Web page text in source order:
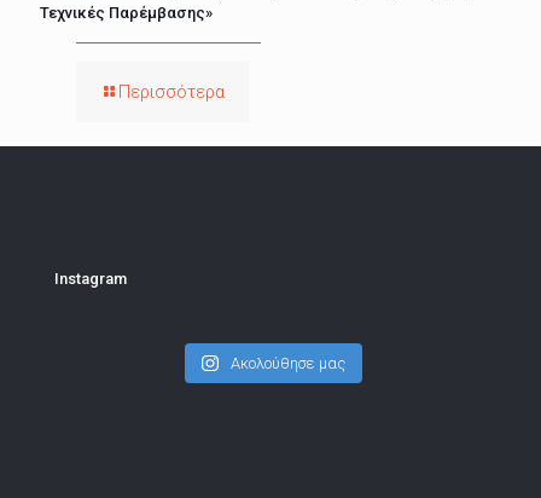
Τεχνικές Παρέμβασης»
Περισσότερα
Instagram
Ακολούθησε μας